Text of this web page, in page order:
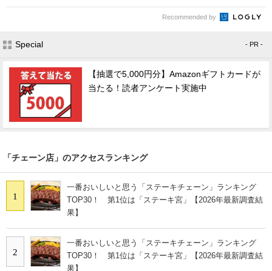
Recommended by
Special - PR -
【抽選で5,000円分】Amazonギフトカードが
当たる！読者アンケート実施中
「チェーン店」のアクセスランキング
1
一番おいしいと思う「ステーキチェーン」ランキング
TOP30！ 第1位は「ステーキ宮」【2026年最新調査結
果】
2
一番おいしいと思う「ステーキチェーン」ランキング
TOP30！ 第1位は「ステーキ宮」【2026年最新調査結
果】